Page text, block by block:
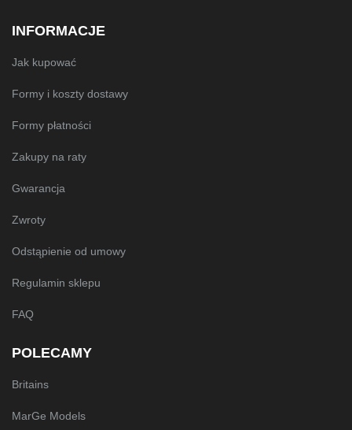
INFORMACJE
Jak kupować
Formy i koszty dostawy
Formy płatności
Zakupy na raty
Gwarancja
Zwroty
Odstąpienie od umowy
Regulamin sklepu
FAQ
POLECAMY
Britains
MarGe Models